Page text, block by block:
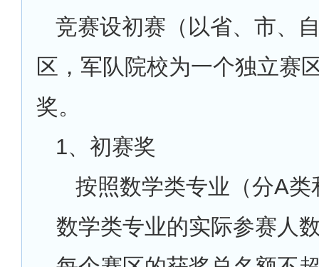
竞赛设初赛（以省、市、
区，军队院校为一个独立赛
奖。
1、初赛奖
按照数学类专业（分A类
数学类专业的实际参赛人